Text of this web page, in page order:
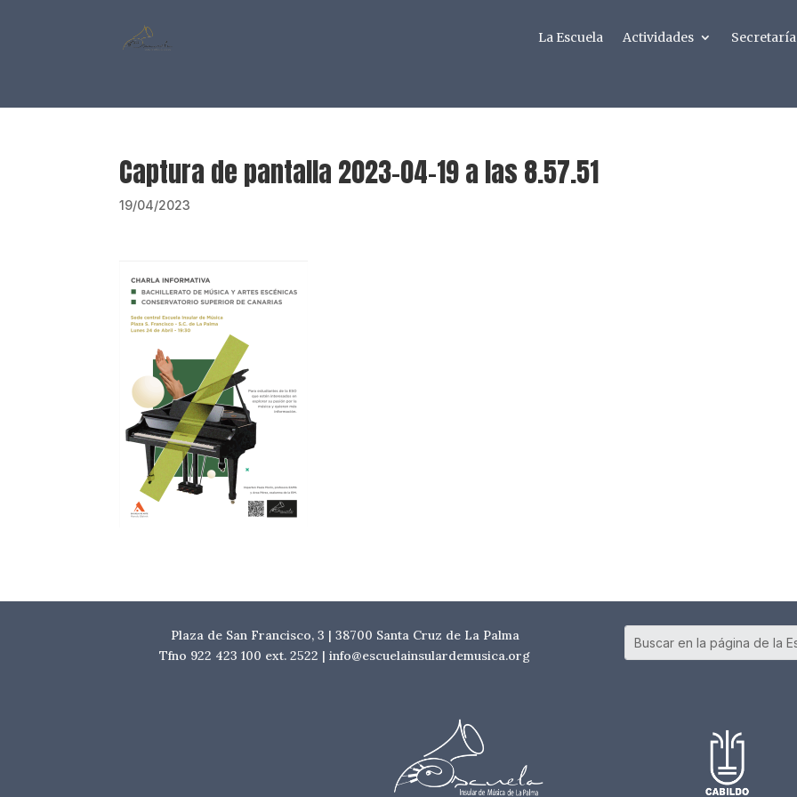
La Escuela Actividades Secretaría
Captura de pantalla 2023-04-19 a las 8.57.51
19/04/2023
Plaza de San Francisco, 3 | 38700 Santa Cruz de La Palma
Tfno 922 423 100 ext. 2522 | info@escuelainsulardemusica.org